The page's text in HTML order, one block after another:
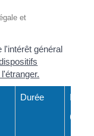
et
l'intérêt général
Durée